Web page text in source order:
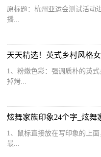
原标题：杭州亚运会测试活动
播...
天天精选！英式乡村风格
1、粉嫩色彩：强调质朴的英
掉烤...
炫舞家族印象24个字_炫舞
1、鼠标直接放在写印象的上
最...